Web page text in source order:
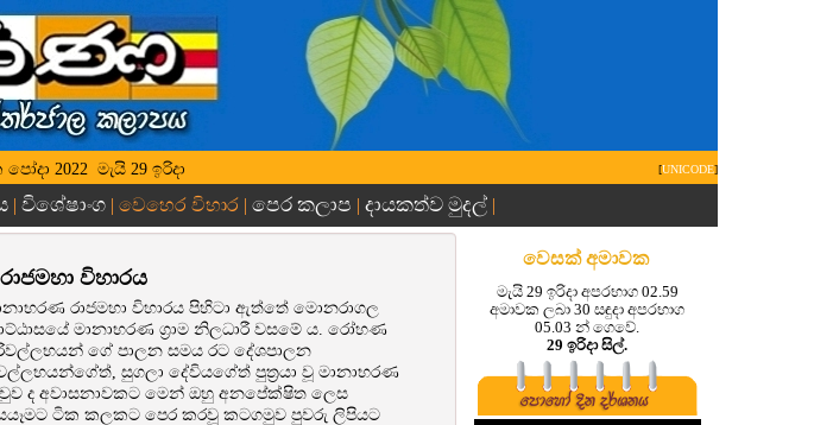
2022 ‍ මැයි 29 ඉරිදා [UNICODE]
| විශේෂාංග| වෙහෙර විහාර | පෙර කලාප | දායකත්ව මුදල්|
විහාරය
රාජමහා විහාරය පිහිටා ඇත්තේ මොනරාගල
මානාභරණ ග්‍රාම නිලධාරී වසමේ ය. රෝහණ
ගේ පාලන සමය රට දේශපාලන
සුගලා දේවියගේත් පුත්‍රයා වූ මානාභරණ
ද අවාසනාවකට මෙන් ඔහු අනපේක්ෂිත ලෙස
ටික කලකට පෙර කරවූ කටගමුව පුවරු ලිපියට
වෙසක් අමාවක
මැයි 29 ඉරිදා අපරභාග 02.59
අමාවක ලබා 30 සඳුදා අපරභාග
05.03 න් ගෙවේ.
29 ඉරිදා සිල්.